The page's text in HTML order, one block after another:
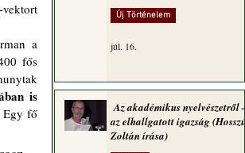
fős
is
Egy fő
Új Történelem
júl. 16.
Az akadémikus nyelvészetről –
az elhallgatott igazság (Hosszú
Zoltán írása)